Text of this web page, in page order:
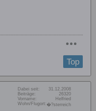
Top
Dabei seit:
31.12.2008
Beiträge:
26320
Vorname:
Helfried
Wohn/Flugort: �?sterreich